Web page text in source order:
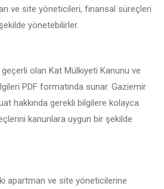
ve site yöneticileri, finansal süreçleri
yönetebilirler.
olan Kat Mülkiyeti Kanunu ve
PDF formatında sunar. Gaziemir
hakkında gerekli bilgilere kolayca
kanunlara uygun bir şekilde
apartman ve site yöneticilerine